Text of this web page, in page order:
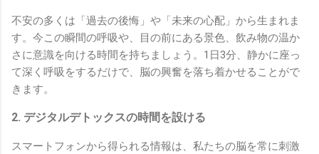
不安の多くは「過去の後悔」や「未来の心配」から生まれま
す。今この瞬間の呼吸や、目の前にある景色、飲み物の温か
さに意識を向ける時間を持ちましょう。1日3分、静かに座っ
て深く呼吸をするだけで、脳の興奮を落ち着かせることがで
きます。
2. デジタルデトックスの時間を設ける
スマートフォンから得られる情報は、私たちの脳を常に刺激